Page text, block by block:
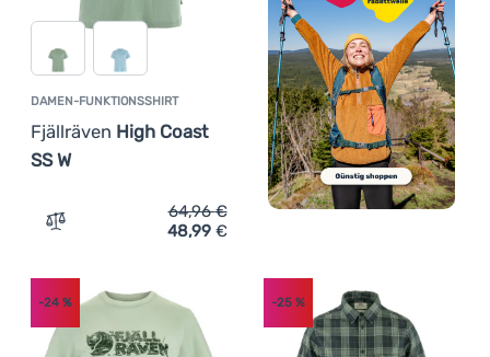
DAMEN-FUNKTIONSSHIRT
Fjällräven High Coast
SS W
Zum Vergleich 'Damen-Funktionsshirt Fjällräven High
64,96€
48,99 €
-24 % -25%